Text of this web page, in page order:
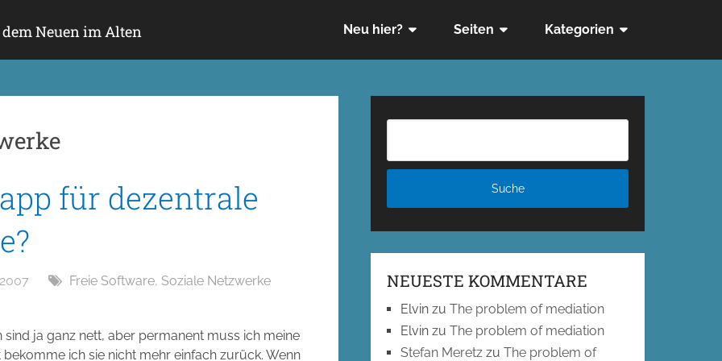
Neuen im Alten Neu hier? Seiten Kategorien
für dezentrale
Freie Software, Soziale Netzwerke
ja ganz nett, aber permanent muss ich meine
ich sie nicht mehr einfach zurück. Wenn
NEUESTE KOMMENTARE
Elvin zuThe problem of mediation
Elvin zuThe problem of mediation
Stefan Meretz zuThe problem of